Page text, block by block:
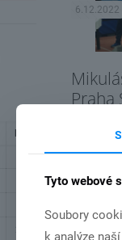
6.12.2022
Praha
Ne
Tyto webové
Soubory
k analýze